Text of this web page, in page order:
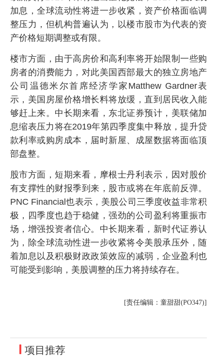
加息，全球流动性将进一步收紧，资产价格面临调
整压力，但机构普遍认为，以楼市股市为代表的资
产价格短期调整或有限。
楼市方面，由于高房价和高利率将开始限制一些购
房者的消费能力，对此美国西部最大的独立房地产
公司温德米尔首席经济学家Matthew Gardner表
示，美国房屋价格增长料将放缓，直到居民收入能
够赶上来。中长期来看，东北证券预计，美联储加
息缩表压力将在2019年第四季度集中释放，提升贷
款利率或购房成本，届时新屋、成屋数据将面临顶
部盘整。
股市方面，短期来看，摩根士丹利表示，因对股价
有支撑性的财报季到来，股市或将在年底前反弹。
PNC Financial也表示，美股公司三季度收益非常积
极，四季度也趋于稳健，强劲的公司盈利将重振市
场，增强投资者信心。中长期来看，新时代证券认
为，除全球流动性进一步收紧将令美股承压外，随
着加息以及积极财政政策效应的减弱，企业盈利也
可能受到影响，美股调整的压力将持续存在。
[责任编辑：童甜甜(PO347)]
项目推荐